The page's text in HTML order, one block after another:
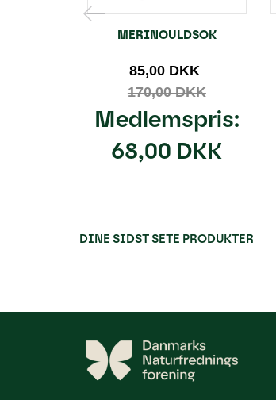
MERINOULDSOK
85,00 DKK
170,00 DKK
Medlemspris:
68,00 DKK
DINE SIDST SETE PRODUKTER